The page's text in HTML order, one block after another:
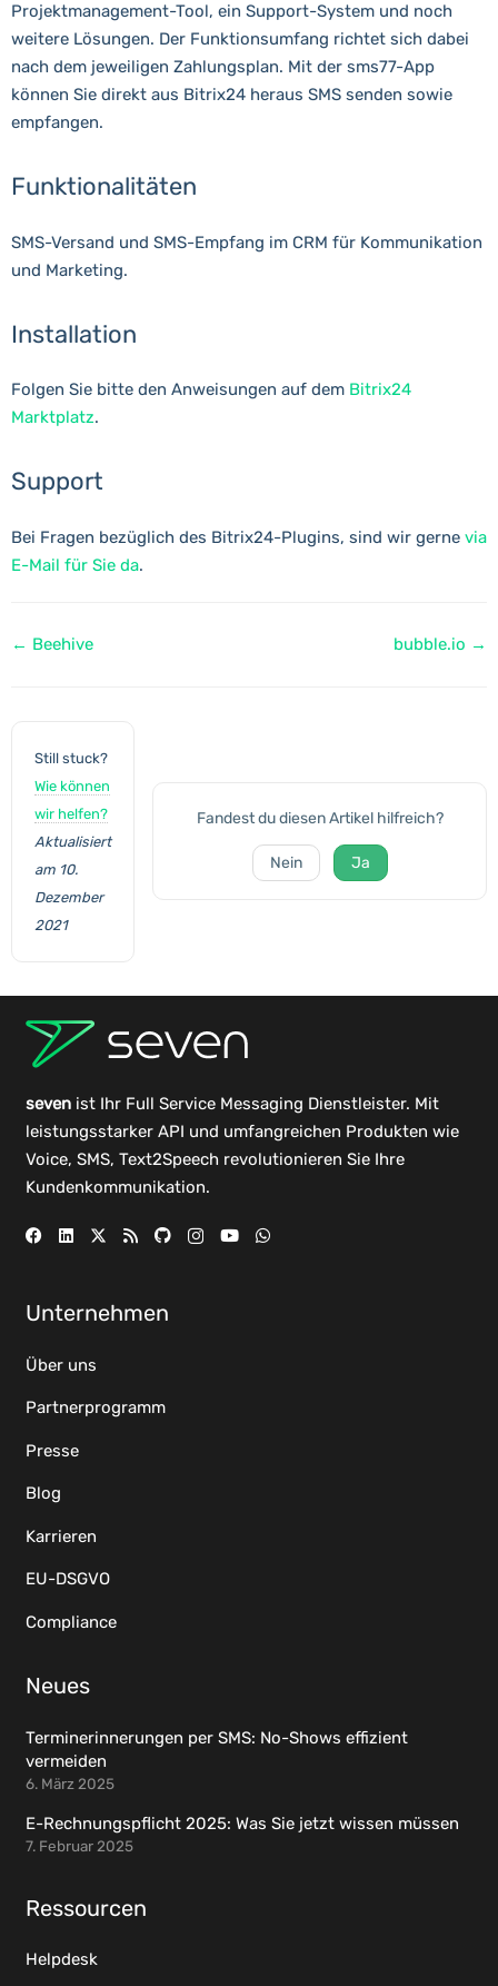
Projektmanagement-Tool, ein Support-System und noch
weitere Lösungen. Der Funktionsumfang richtet sich dabei
nach dem jeweiligen Zahlungsplan. Mit der sms77-App
können Sie direkt aus Bitrix24 heraus SMS senden sowie
empfangen.
Funktionalitäten
SMS-Versand und SMS-Empfang im CRM für Kommunikation
und Marketing.
Installation
Folgen Sie bitte den Anweisungen auf dem Bitrix24
Marktplatz.
Support
Bei Fragen bezüglich des Bitrix24-Plugins, sind wir gerne via
E-Mail für Sie da.
Navigation
← Beehive bubble.io →
Still stuck?
Wie können
wir helfen?
Aktualisiert
am 10.
Dezember
2021
Fandest du diesen Artikel hilfreich?
Nein Ja
sevenist Ihr Full Service Messaging Dienstleister. Mit
leistungsstarker API und umfangreichen Produkten wie
Voice, SMS, Text2Speech revolutionieren Sie Ihre
Kundenkommunikation.
Unternehmen
Über uns
Partnerprogramm
Presse
Blog
Karrieren
EU-DSGVO
Compliance
Neues
Terminerinnerungen per SMS: No-Shows effizient
vermeiden
6. März 2025
E-Rechnungspflicht 2025: Was Sie jetzt wissen müssen
7. Februar 2025
Ressourcen
Helpdesk